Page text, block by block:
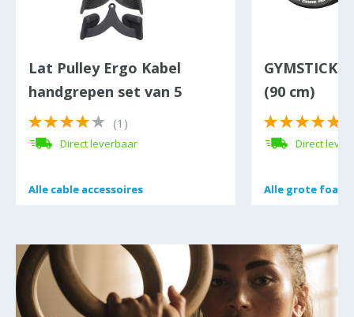
Lat Pulley Ergo Kabel
handgrepen set van 5
stuks
(1)
Direct leverbaar
Alle cable accessoires
Alle cable accessoires
GYMSTICK
(90 cm)
Direct
Alle grote
Alle grote